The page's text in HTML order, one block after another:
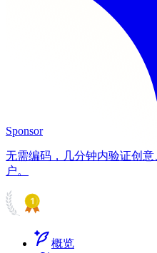
Sponsor
无需编码，几分钟内验证创
户。
概览